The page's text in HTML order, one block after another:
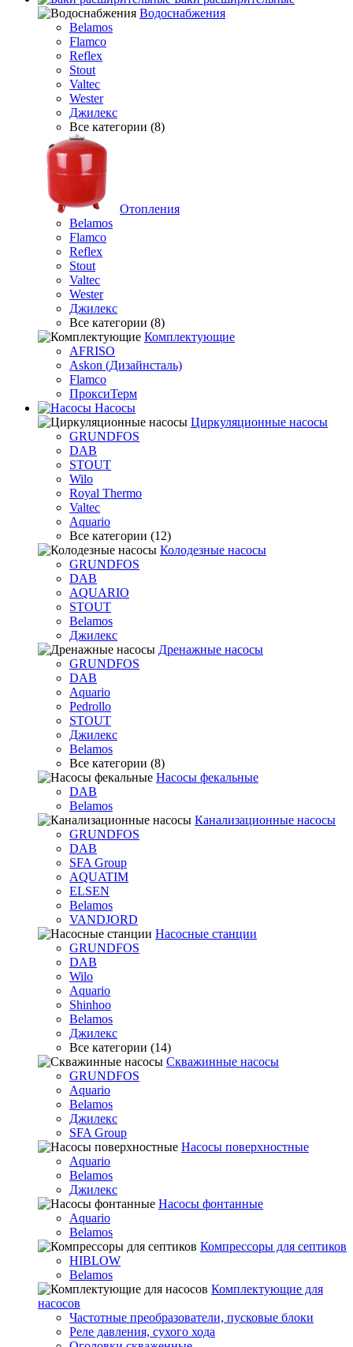
Водоснабжения
Belamos
Flamco
Reflex
Stout
Valtec
Wester
Джилекс
Все категории (8)
Отопления
Belamos
Flamco
Reflex
Stout
Valtec
Wester
Джилекс
Все категории (8)
Комплектующие
AFRISO
Askon (Дизайнсталь)
Flamco
ПроксиТерм
Насосы
Циркуляционные насосы
GRUNDFOS
DAB
STOUT
Wilo
Royal Thermo
Valtec
Aquario
Все категории (12)
Колодезные насосы
GRUNDFOS
DAB
AQUARIO
STOUT
Belamos
Джилекс
Дренажные насосы
GRUNDFOS
DAB
Aquario
Pedrollo
STOUT
Джилекс
Belamos
Все категории (8)
Насосы фекальные
DAB
Belamos
Канализационные насосы
GRUNDFOS
DAB
SFA Group
AQUATIM
ELSEN
Belamos
VANDJORD
Насосные станции
GRUNDFOS
DAB
Wilo
Aquario
Shinhoo
Belamos
Джилекс
Все категории (14)
Скважинные насосы
GRUNDFOS
Aquario
Belamos
Джилекс
SFA Group
Насосы поверхностные
Aquario
Belamos
Джилекс
Насосы фонтанные
Aquario
Belamos
Компрессоры для септиков
HIBLOW
Belamos
Комплектующие для
насосов
Частотные преобразователи, пусковые блоки
Реле давления, сухого хода